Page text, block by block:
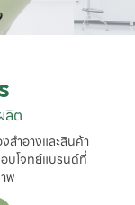
ลิต
ำอางและสินค้า
บโจทย์แบรนด์ที่
พ